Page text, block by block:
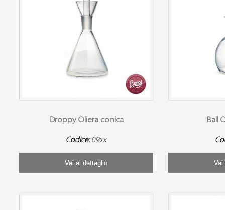
Droppy Oliera conica
Codice: 09xx
Vai al dettaglio
Ball
Vai